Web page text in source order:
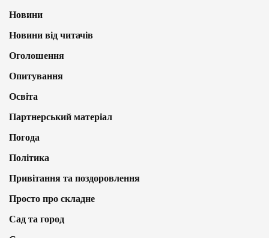
Новини
Новини від читачів
Оголошення
Опитування
Освіта
Партнерський матеріал
Погода
Політика
Привітання та поздоровлення
Просто про складне
Сад та город